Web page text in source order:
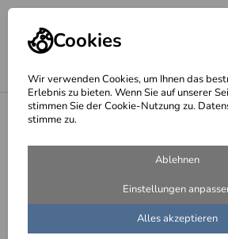
Cookies
Wir verwenden Cookies, um Ihnen das
Erlebnis zu bieten. Wenn Sie auf unserer
stimmen Sie der Cookie-Nutzung zu.
stimme zu.
Ablehnen
Einstellungen
Alles akzeptieren
Schriften aus hochwertigem Aluminium